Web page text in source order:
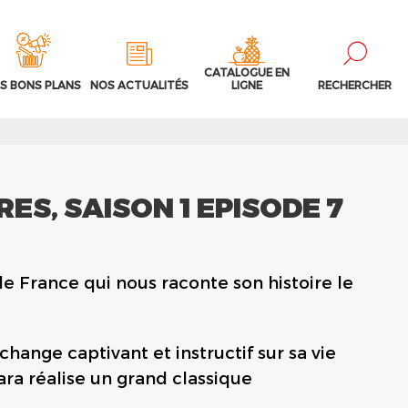
BONS PLANS NOS ACTUALITÉS
CATALOGUE EN
LIGNE
RECHERCHER
SAISON 1 EPISODE 7
France qui nous raconte son histoire le
captivant et instructif sur sa vie
réalise un grand classique